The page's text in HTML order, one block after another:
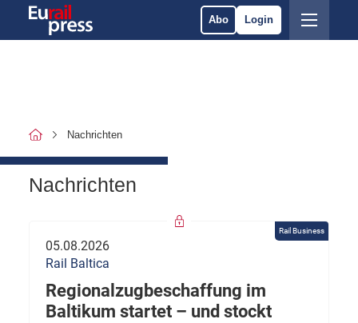
Abo Login
Nachrichten
Nachrichten
Rail Business
05.08.2026
Rail Baltica
Regionalzugbeschaffung im
Baltikum startet – und stockt